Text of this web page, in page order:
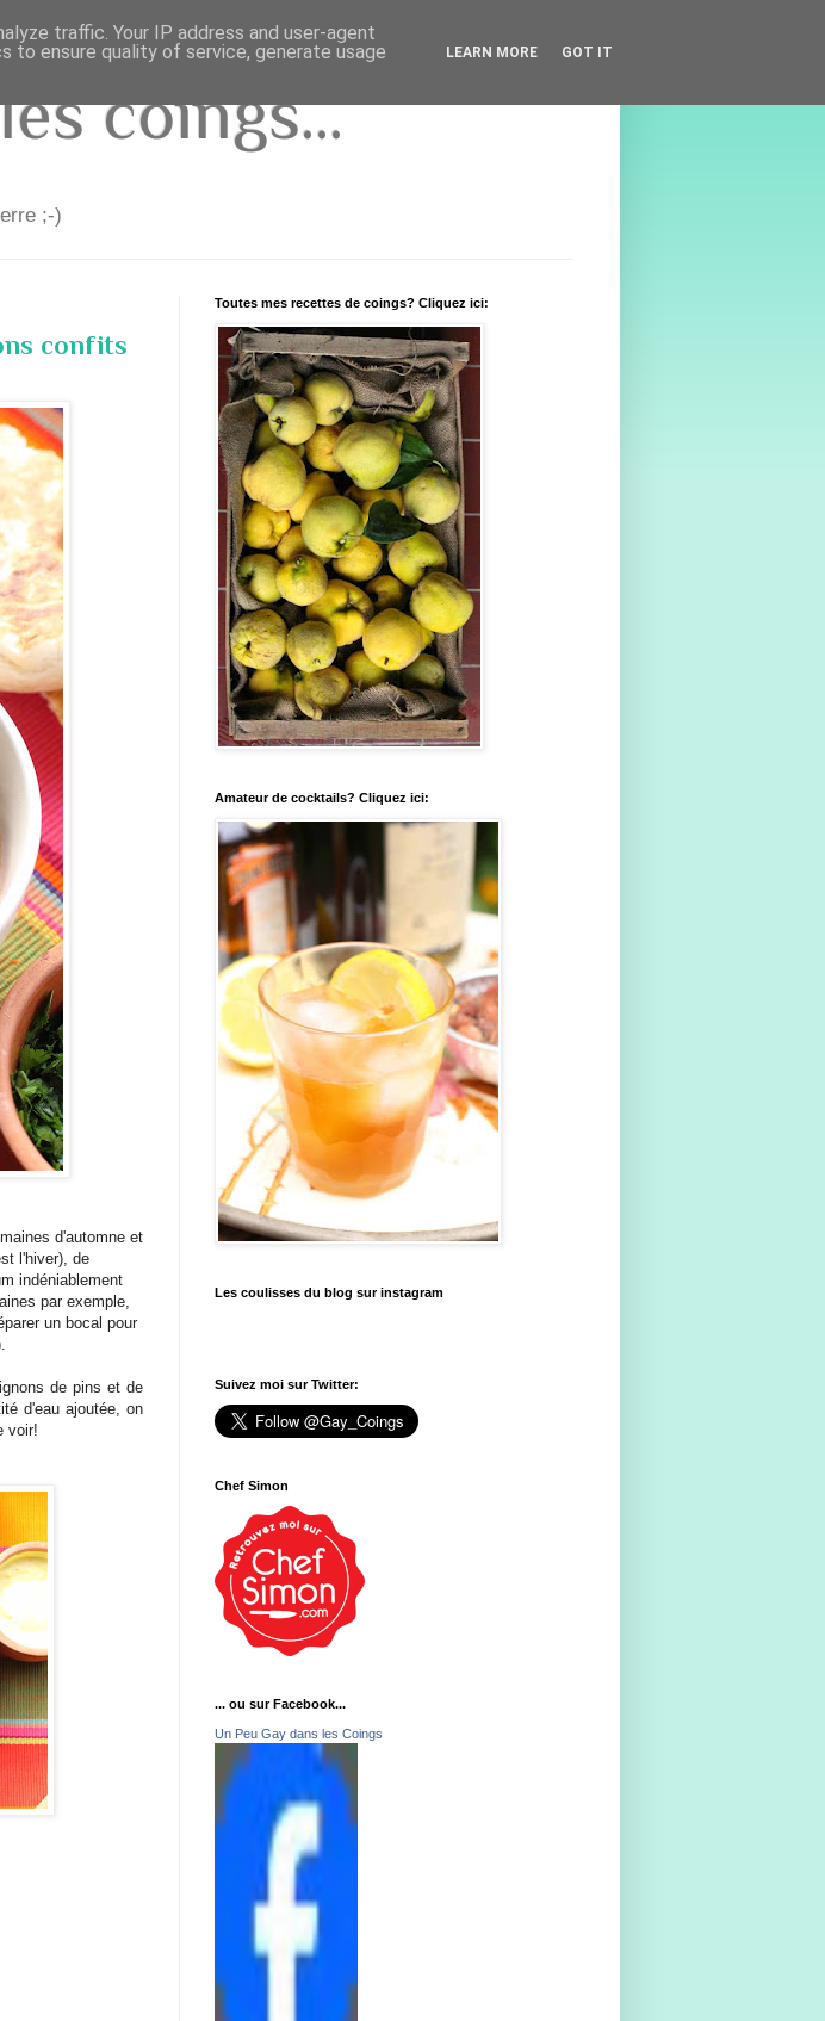
coings...
;-)
confits
d'automne et
l'hiver), de
indéniablement
par exemple,
un bocal pour
de pins et de
d'eau ajoutée, on
voir!
Toutes mes recettes de coings? Cliquez ici:
Amateur de cocktails? Cliquez ici:
Les coulisses du blog sur instagram
Suivez moi sur Twitter:
Chef Simon
... ou sur Facebook...
Un Peu Gay dans les Coings
traffic. Your IP address and user-agent
to ensure quality of service, generate usage
LEARN MORE GOT IT